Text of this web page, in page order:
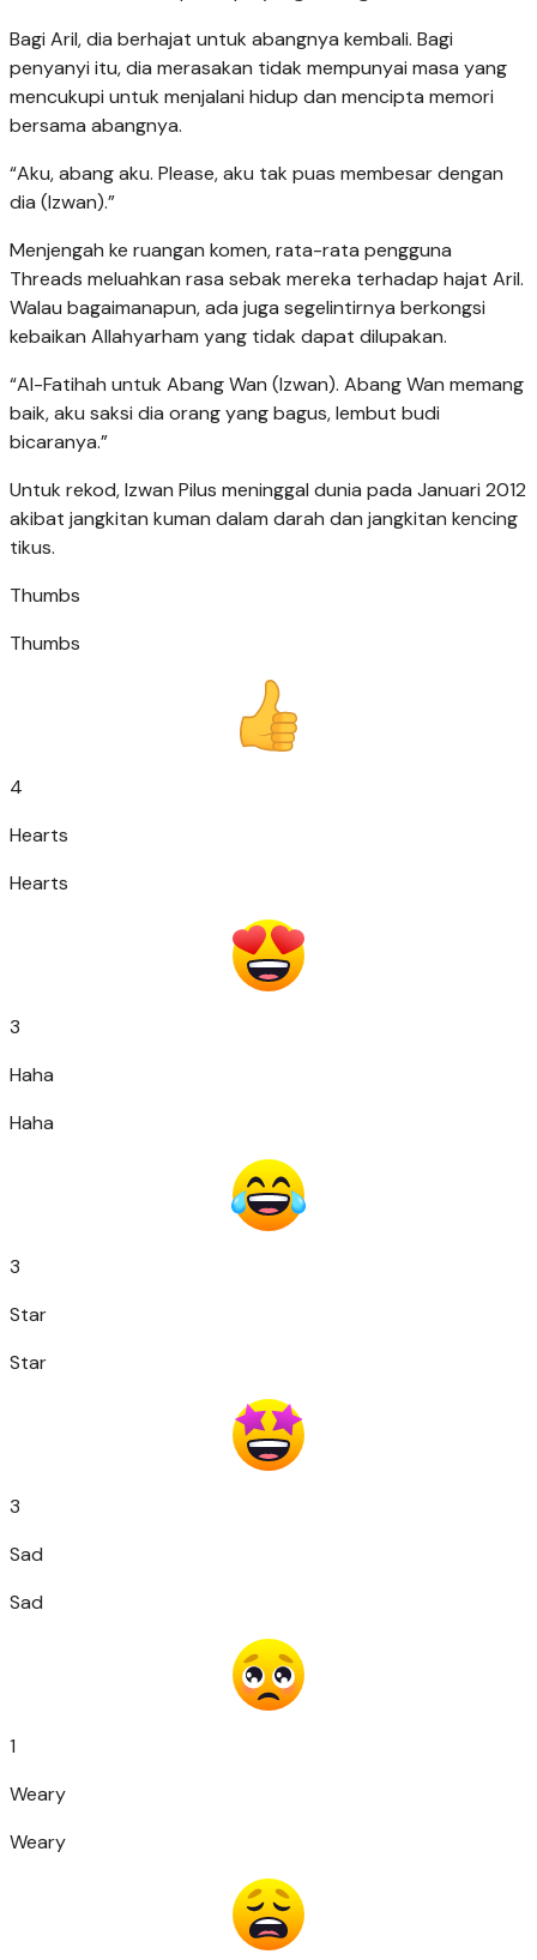
Bagi Aril, dia berhajat untuk abangnya kembali. Bagi
penyanyi itu, dia merasakan tidak mempunyai masa yang
mencukupi untuk menjalani hidup dan mencipta memori
bersama abangnya.
“Aku, abang aku. Please, aku tak puas membesar dengan
dia (Izwan).”
Menjengah ke ruangan komen, rata-rata pengguna
Threads meluahkan rasa sebak mereka terhadap hajat Aril.
Walau bagaimanapun, ada juga segelintirnya berkongsi
kebaikan Allahyarham yang tidak dapat dilupakan.
“Al-Fatihah untuk Abang Wan (Izwan). Abang Wan memang
baik, aku saksi dia orang yang bagus, lembut budi
bicaranya.”
Untuk rekod, Izwan Pilus meninggal dunia pada Januari 2012
akibat jangkitan kuman dalam darah dan jangkitan kencing
tikus.
Thumbs
Thumbs
4
Hearts
Hearts
3
Haha
Haha
3
Star
Star
3
Sad
Sad
1
Weary
Weary